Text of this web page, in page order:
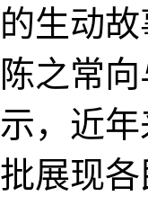
的生动故
陈之常
示，近
批展现